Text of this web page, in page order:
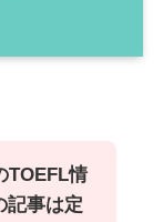
TOEFL情
記事は定